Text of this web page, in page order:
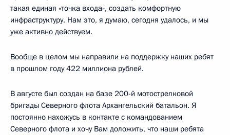
такая единая «точка входа», создать комфортную
инфраструктуру. Нам это, я думаю, сегодня удалось, и мы
уже активно действуем.
Вообще в целом мы направили на поддержку наших ребят
в прошлом году 422 миллиона рублей.
В августе был создан на базе 200-й мотострелковой
бригады Северного флота Архангельский батальон. Я
постоянно нахожусь в контакте с командованием
Северного флота и хочу Вам доложить, что наши ребята